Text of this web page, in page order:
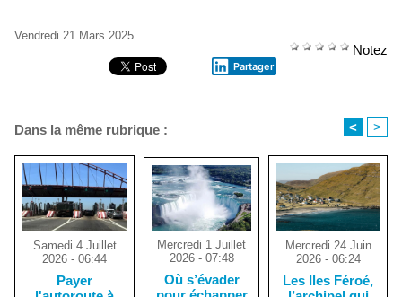
Vendredi 21 Mars 2025
Notez
Partager
Dans la même rubrique : < >
Samedi 4 Juillet
2026 - 06:44
Payer
Mercredi 1 Juillet
2026 - 07:48
Où s’évader
Mercredi 24 Juin
2026 - 06:24
Les Iles Féroé,